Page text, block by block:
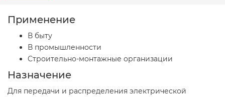
Применение
В быту
В промышленности
Cтроительно-монтажные организации
Назначение
Для передачи и распределения электрической